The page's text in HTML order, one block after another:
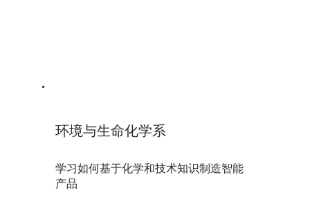
环境与生命化学系
学习如何基于化学和技术知识制造智能
产品